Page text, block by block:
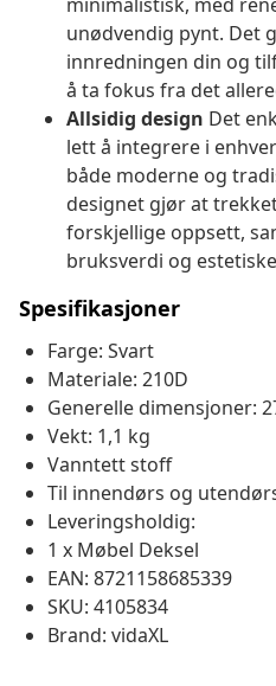
unødvendig pynt. Det
innredningen din og
å ta fokus fra det
Allsidig design Det
lett å integrere i
både moderne og
designet gjør at
forskjellige oppsett,
bruksverdi og
Spesifikasjoner
Farge: Svart
Materiale: 210D
Generelle dimensjoner:
Vekt: 1,1 kg
Vanntett stoff
Til innendørs og
Leveringsholdig:
1 x Møbel Deksel
EAN: 8721158685339
SKU: 4105834
Brand: vidaXL